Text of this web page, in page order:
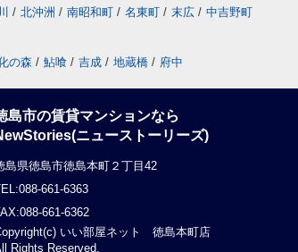
/ 北沖洲 / 南昭和町 / 名東町 / 末広 / 中吉野町
の森 / 鮎喰 / 吉成 / 地蔵橋 / 府中
島市の賃貸マンションなら
ニューストーリーズ)
島県徳島市徳島本町２丁目42
661-6363
661-6362
いい部屋ネット 徳島本町店
Rights Reserved.